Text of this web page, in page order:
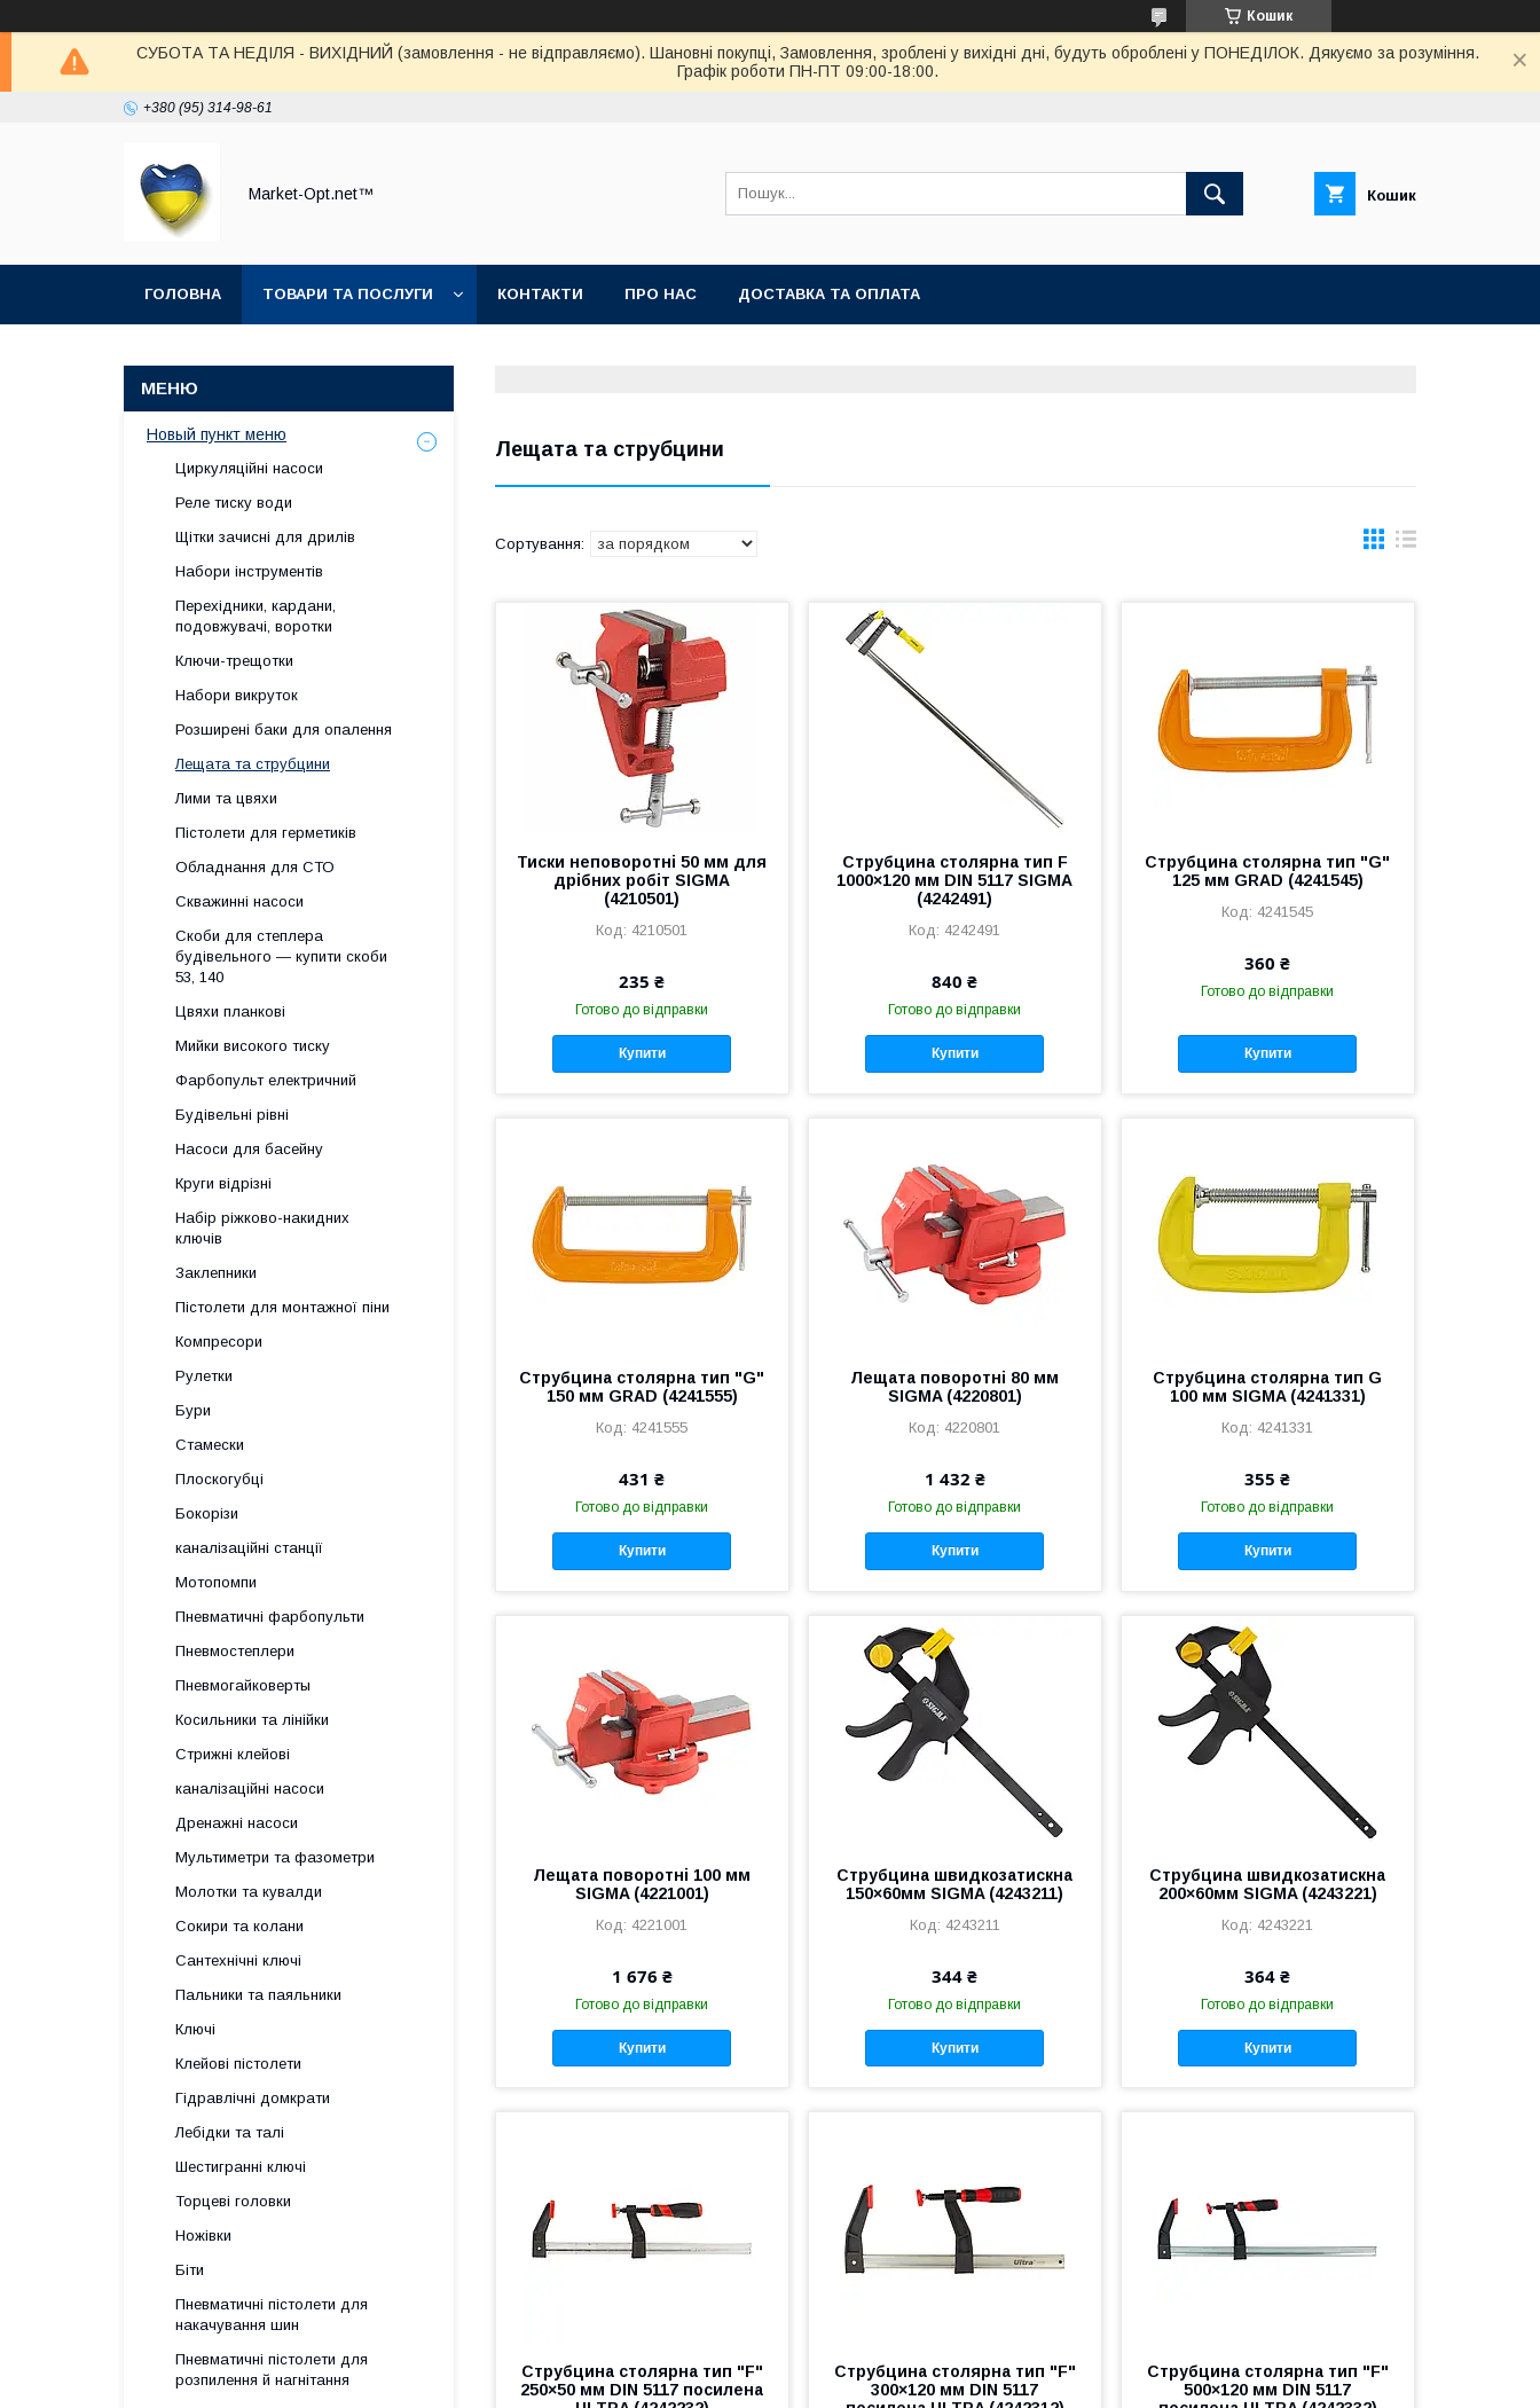
Кошик
СУБОТА ТА НЕДІЛЯ - ВИХІДНИЙ (замовлення - не відправляємо). Шановні покупці, Замовлення, зроблені у вихідні дні, будуть оброблені у ПОНЕДІЛОК. Дякуємо за розуміння.
Графік роботи ПН-ПТ 09:00-18:00.
+380 (95) 314-98-61
Market-Opt.net™ Кошик
ГОЛОВНА ТОВАРИ ТА ПОСЛУГИ КОНТАКТИ ПРО НАС ДОСТАВКА ТА ОПЛАТА
Лещата та струбцини
Тиски неповоротні 50 мм для
дрібних робіт SIGMA
(4210501)
4210501
235 ₴
Готово до відправки
Купити
Струбцина столярна тип F
1000×120 мм DIN 5117 SIGMA
(4242491)
4242491
840 ₴
Готово до відправки
Купити
Струбцина столярна тип "G"
125 мм GRAD (4241545)
4241545
360 ₴
Готово до відправки
Купити
Струбцина столярна тип "G"
150 мм GRAD (4241555)
4241555
431 ₴
Готово до відправки
Купити
Лещата поворотні 80 мм
SIGMA (4220801)
4220801
1 432 ₴
Готово до відправки
Купити
Струбцина столярна тип G
100 мм SIGMA (4241331)
4241331
355 ₴
Готово до відправки
Купити
Лещата поворотні 100 мм
SIGMA (4221001)
4221001
1 676 ₴
Готово до відправки
Купити
Струбцина швидкозатискна
150×60мм SIGMA (4243211)
4243211
344 ₴
Готово до відправки
Купити
Струбцина швидкозатискна
200×60мм SIGMA (4243221)
4243221
364 ₴
Готово до відправки
Купити
Струбцина столярна тип "F"
250×50 мм DIN 5117 посилена
Струбцина столярна тип "F"
300×120 мм DIN 5117
Струбцина столярна тип "F"
500×120 мм DIN 5117
Новый пункт меню
Циркуляційні насоси
Реле тиску води
Щітки зачисні для дрилів
Набори інструментів
Перехідники, кардани,
подовжувачі, воротки
Ключи-трещотки
Набори викруток
Розширені баки для опалення
Лещата та струбцини
Лими та цвяхи
Пістолети для герметиків
Обладнання для СТО
Скважинні насоси
Скоби для степлера
будівельного — купити скоби
53, 140
Цвяхи планкові
Мийки високого тиску
Фарбопульт електричний
Будівельні рівні
Насоси для басейну
Круги відрізні
Набір ріжково-накидних
ключів
Заклепники
Пістолети для монтажної піни
Компресори
Рулетки
Бури
Стамески
Плоскогубці
Бокорізи
каналізаційні станції
Мотопомпи
Пневматичні фарбопульти
Пневмостеплери
Пневмогайковерты
Косильники та лінійки
Стрижні клейові
каналізаційні насоси
Дренажні насоси
Мультиметри та фазометри
Молотки та кувалди
Сокири та колани
Сантехнічні ключі
Пальники та паяльники
Ключі
Клейові пістолети
Гідравлічні домкрати
Лебідки та талі
Шестигранні ключі
Торцеві головки
Ножівки
Біти
Пневматичні пістолети для
накачування шин
Пневматичні пістолети для
розпилення й нагнітання